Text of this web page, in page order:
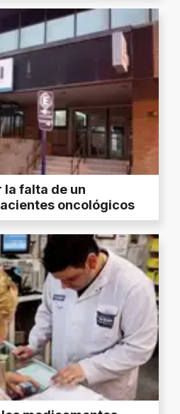
la falta de un
oncológicos